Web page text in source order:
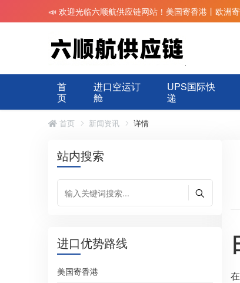
📣 欢迎光临六顺航供应链网站！美国寄香港丨欧洲
首
页
进口空运订
舱
UPS国际快
递
首页 新闻资讯 详情
站内搜索
进口优势路线
美国寄香港